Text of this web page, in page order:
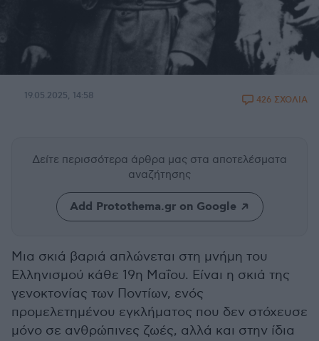
19.05.2025, 14:58 426 ΣΧΟΛΙΑ
Δείτε περισσότερα άρθρα μας στα αποτελέσματα
αναζήτησης
Add Protothema.gr on Google
Μια σκιά βαριά απλώνεται στη μνήμη του
Ελληνισμού κάθε 19η Μαΐου. Είναι η σκιά της
γενοκτονίας των Ποντίων, ενός
προμελετημένου εγκλήματος που δεν στόχευσε
μόνο σε ανθρώπινες ζωές, αλλά και στην ίδια